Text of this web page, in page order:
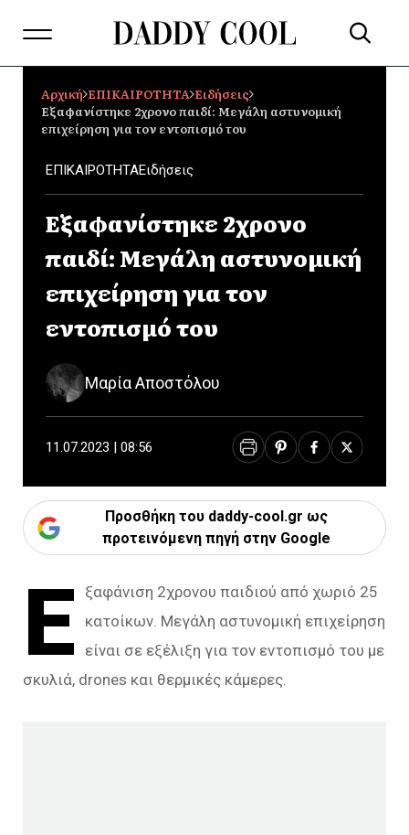
Αρχική ΕΠΙΚΑΙΡΟΤΗΤΑ Ειδήσεις
Εξαφανίστηκε 2χρονο παιδί: Μεγάλη αστυνομική
επιχείρηση για τον εντοπισμό του
ΕΠΙΚΑΙΡΟΤΗΤΑΕιδήσεις
Εξαφανίστηκε 2χρονο
παιδί: Μεγάλη αστυνομική
επιχείρηση για τον
εντοπισμό του
Μαρία Αποστόλου
11.07.2023 | 08:56
Προσθήκη του daddy-cool.gr ως
προτεινόμενη πηγή στην Google
Ε
ξαφάνιση 2χρονου παιδιού από χωριό 25
κατοίκων. Μεγάλη αστυνομική επιχείρηση
είναι σε εξέλιξη για τον εντοπισμό του με
σκυλιά, drones και θερμικές κάμερες.